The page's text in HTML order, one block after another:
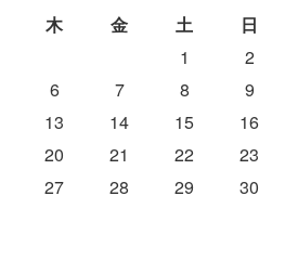
木 金 土
日
1
2
6 7 8
9
13 14 15
16
20 21 22
23
27 28 29
30